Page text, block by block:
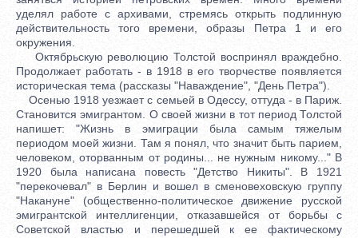
уделял работе с архивами, стремясь открыть подлинную
действительность того времени, образы Петра 1 и его
окружения.
Октябрьскую революцию Толстой воспринял враждебно.
Продолжает работать - в 1918 в его творчестве появляется
историческая тема (рассказы "Наваждение", "День Петра").
Осенью 1918 уезжает с семьей в Одессу, оттуда - в Париж.
Становится эмигрантом. О своей жизни в тот период Толстой
напишет: "Жизнь в эмиграции была самым тяжелым
периодом моей жизни. Там я понял, что значит быть парием,
человеком, оторванным от родины... не нужным никому..." В
1920 была написана повесть "Детство Никиты". В 1921
"перекочевал" в Берлин и вошел в сменовеховскую группу
"Накануне" (общественно-политическое движение русской
эмигрантской интеллигенции, отказавшейся от борьбы с
Советской властью и перешедшей к ее фактическому